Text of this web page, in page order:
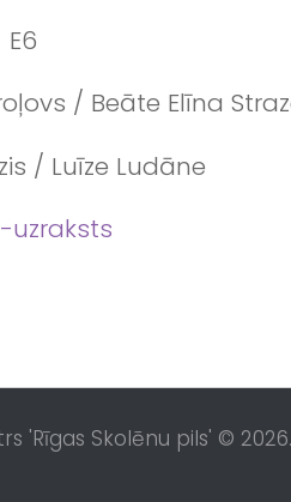
E6
/ Beāte Elīna
/ Luīze Ludāne
'Rīgas Skolēnu pils' ©